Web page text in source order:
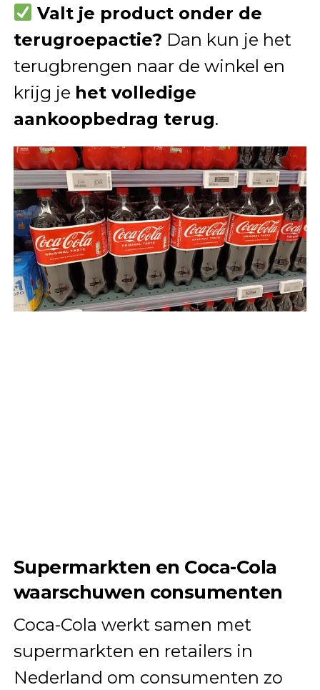
Valt je product onder de
terugroepactie? Dan kun je het
terugbrengen naar de winkel en
krijg je het volledige
aankoopbedrag terug.
Supermarkten en Coca-Cola
waarschuwen consumenten
Coca-Cola werkt samen met
supermarkten en retailers in
Nederland om consumenten zo